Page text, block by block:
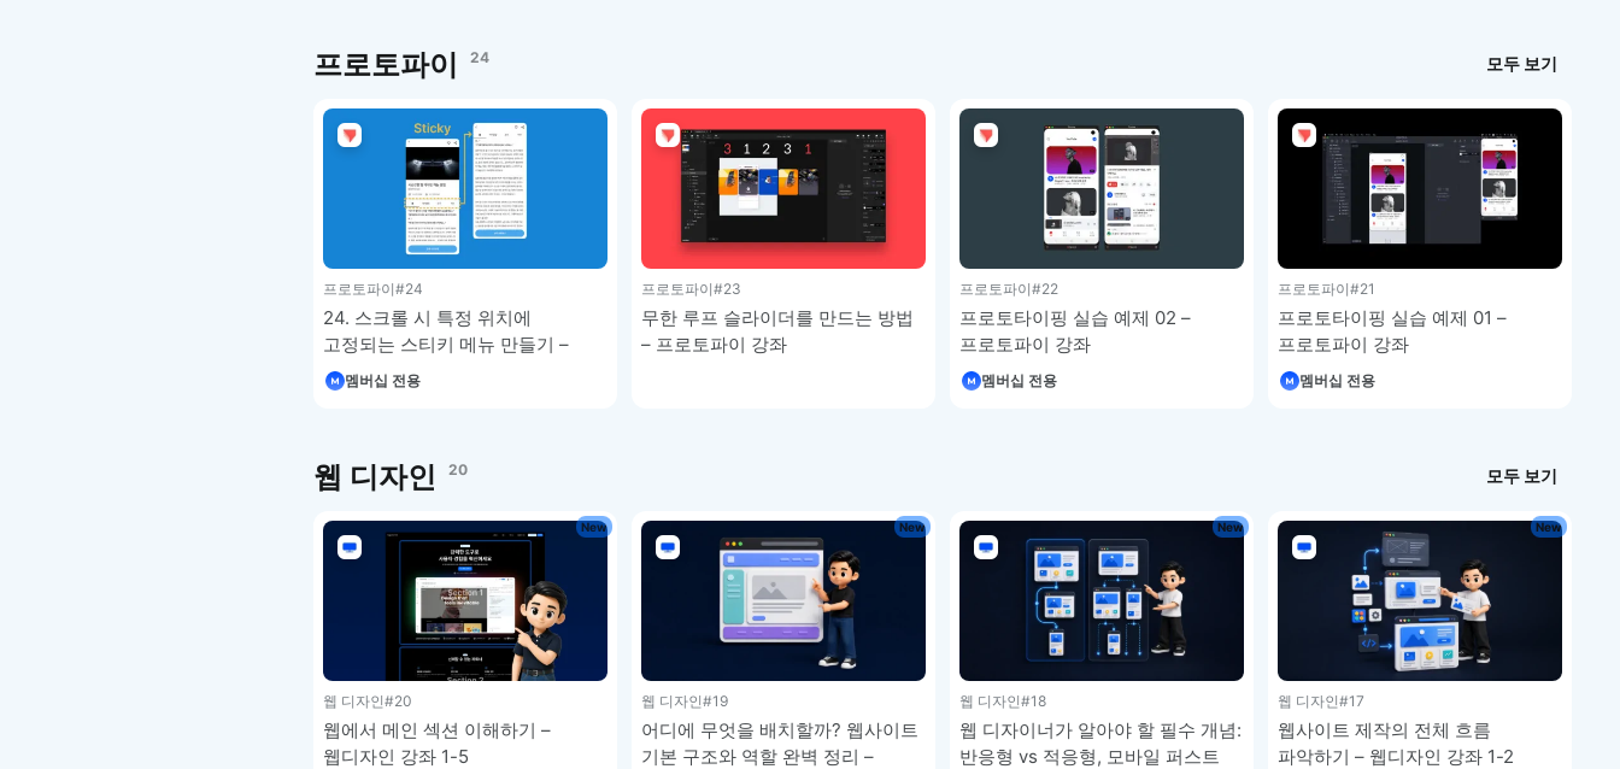
프로토파이 24 모두 보기
프로토파이#24
24. 스크롤 시 특정 위치에
고정되는 스티키 메뉴 만들기 –
프로토파이 강좌
멤버십 전용
프로토파이#23
무한 루프 슬라이더를 만드는 방법
– 프로토파이 강좌
프로토파이#22
프로토타이핑 실습 예제 02 –
프로토파이 강좌
멤버십 전용
프로토파이#21
프로토타이핑 실습 예제 01 –
프로토파이 강좌
멤버십 전용
웹 디자인 20 모두 보기
New
웹 디자인#20
웹에서 메인 섹션 이해하기 –
웹디자인 강좌 1-5
New
웹 디자인#19
어디에 무엇을 배치할까? 웹사이트
기본 구조와 역할 완벽 정리 –
New
웹 디자인#18
웹 디자이너가 알아야 할 필수 개념:
반응형 vs 적응형, 모바일 퍼스트
New
웹 디자인#17
웹사이트 제작의 전체 흐름
파악하기 – 웹디자인 강좌 1-2